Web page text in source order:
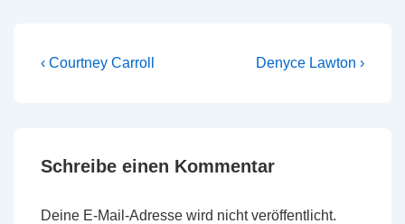
Beitragsnavigation
Vorheriger
‹ Courtney Carroll
Nächster
Denyce Lawton ›
Schreibe einen Kommentar
Deine E-Mail-Adresse wird nicht veröffentlicht.